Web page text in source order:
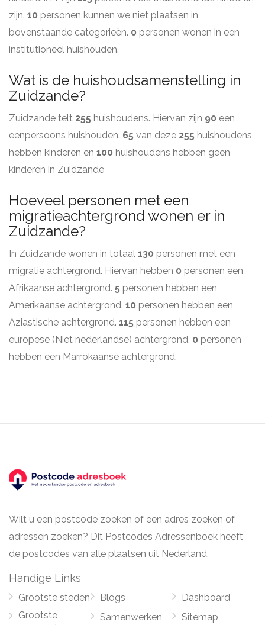
zijn. 10 personen kunnen we niet plaatsen in
bovenstaande categorieën. 0 personen wonen in een
institutioneel huishouden.
Wat is de huishoudsamenstelling in
Zuidzande?
Zuidzande telt 255 huishoudens. Hiervan zijn 90 een
eenpersoons huishouden. 65 van deze 255 huishoudens
hebben kinderen en 100 huishoudens hebben geen
kinderen in Zuidzande
Hoeveel personen met een
migratieachtergrond wonen er in
Zuidzande?
In Zuidzande wonen in totaal 130 personen met een
migratie achtergrond. Hiervan hebben 0 personen een
Afrikaanse achtergrond. 5 personen hebben een
Amerikaanse achtergrond. 10 personen hebben een
Aziastische achtergrond. 115 personen hebben een
europese (Niet nederlandse) achtergrond. 0 personen
hebben een Marrokaanse achtergrond.
Wilt u een postcode zoeken of een adres zoeken of
adressen zoeken? Dit Postcodes Adressenboek heeft
de postcodes van alle plaatsen uit Nederland.
Handige Links
Grootste steden
Grootste
Blogs
Samenwerken
Dashboard
Sitemap